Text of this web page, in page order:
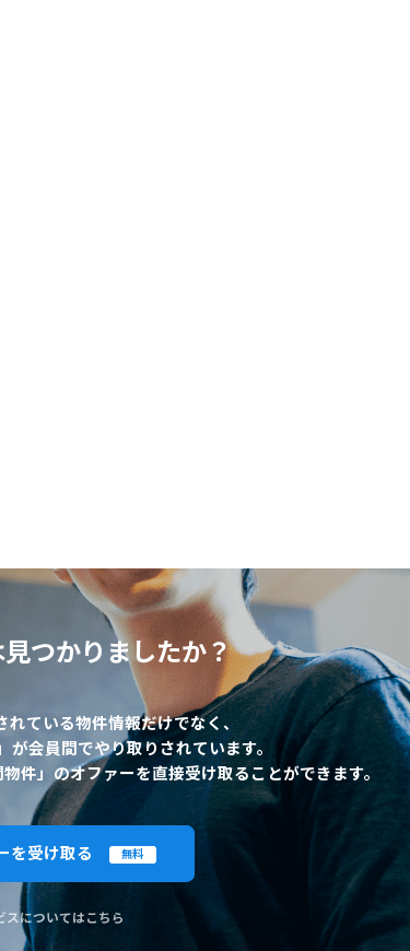
見つかりましたか？
れている物件情報だけでなく、
会員間でやり取りされています。
件」のオファーを直接受け取ることができます。
を受け取る 無料
スについてはこちら
閉じる
件
エリア 出店条件 こだわり条件
この条件で検索
「小田急線 新宿駅」では検索結果が異なる場合があります。）